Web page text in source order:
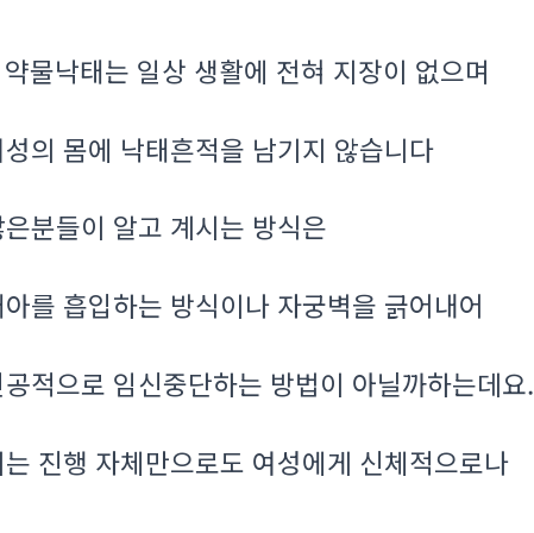
약물낙태는 일상 생활에 전혀 지장이 없으며
의 몸에 낙태흔적을 남기지 않습니다
분들이 알고 계시는 방식은
를 흡입하는 방식이나 자궁벽을 긁어내어
적으로 임신중단하는 방법이 아닐까하는데요.
진행 자체만으로도 여성에게 신체적으로나